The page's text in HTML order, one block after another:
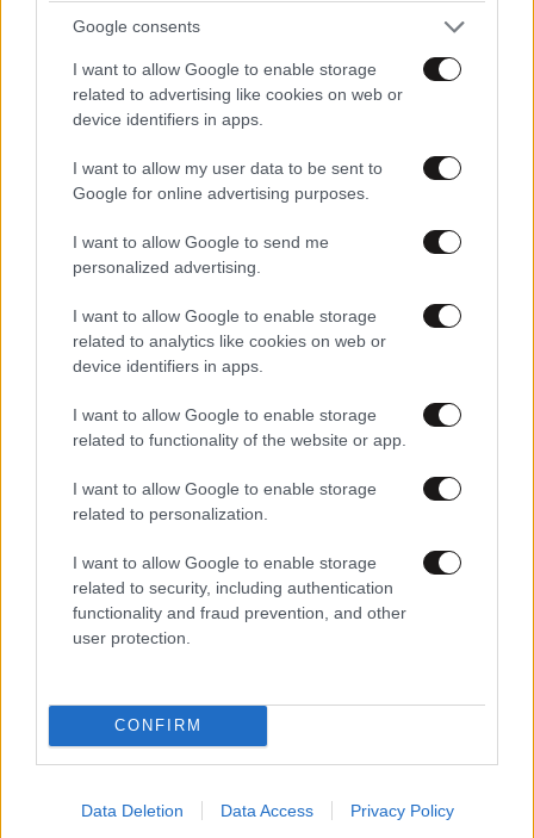
Google consents
I want to allow Google to enable storage
related to advertising like cookies on web or
device identifiers in apps.
I want to allow my user data to be sent to
Google for online advertising purposes.
I want to allow Google to send me
personalized advertising.
I want to allow Google to enable storage
related to analytics like cookies on web or
device identifiers in apps.
I want to allow Google to enable storage
related to functionality of the website or app.
I want to allow Google to enable storage
related to personalization.
I want to allow Google to enable storage
related to security, including authentication
functionality and fraud prevention, and other
user protection.
CONFIRM
Data Deletion Data Access Privacy Policy